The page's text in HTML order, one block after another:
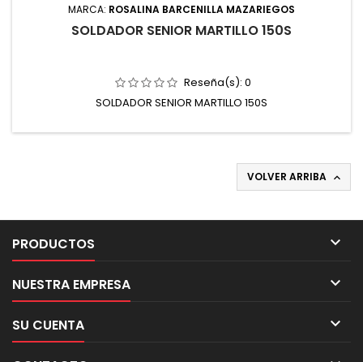
MARCA: ROSALINA BARCENILLA MAZARIEGOS
SOLDADOR SENIOR MARTILLO 150S
Reseña(s): 0
SOLDADOR SENIOR MARTILLO 150S
VOLVER ARRIBA 
PRODUCTOS 
NUESTRA EMPRESA 
SU CUENTA 